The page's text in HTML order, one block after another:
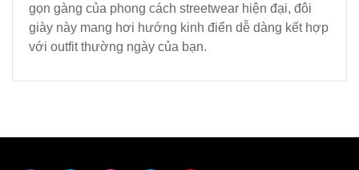
gọn gàng của phong cách streetwear hiện đại, đôi
giày này mang hơi hướng kinh điển dễ dàng kết hợp
với outfit thường ngày của bạn.